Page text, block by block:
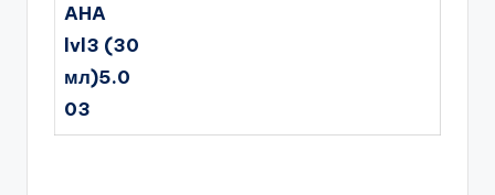
AHA
lvl3 (30
мл)5.0
03